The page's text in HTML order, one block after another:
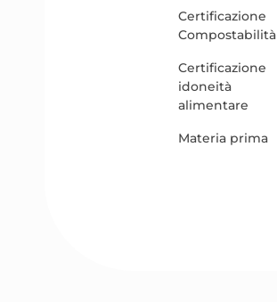
Certificazione
Compostabilità
Certificazione
idoneità
alimentare
Materia prima